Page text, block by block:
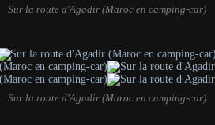
Sur la route d'Agadir (Maroc en camping-car)
Sur la route d'Agadir (Maroc en camping-car)